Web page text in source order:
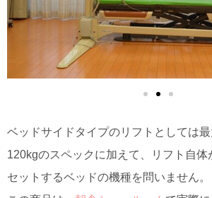
ベッドサイドタイプのリフトとしては
120kgのスペックに加えて、リフト自体
セットするベッドの機種を問いません。